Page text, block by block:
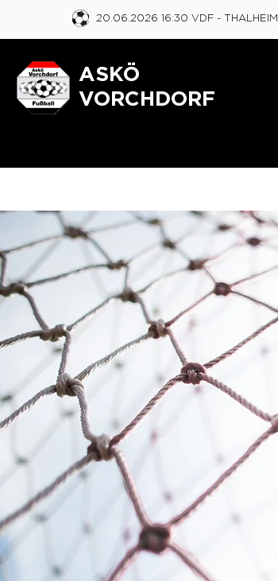
20.06.2026 16:30 VDF - THALHEIM
ASKÖ
VORCHDORF